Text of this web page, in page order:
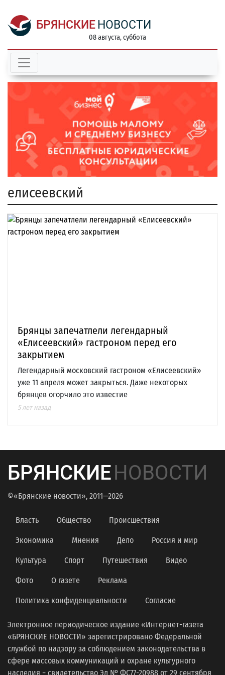
БРЯНСКИЕ НОВОСТИ
08 августа, суббота
елисеевский
Брянцы запечатлели легендарный
«Елисеевский» гастроном перед его
закрытием
Легендарный московский гастроном «Елисеевский»
уже 11 апреля может закрыться. Даже некоторых
брянцев огорчило это известие
5 лет назад
БРЯНСКИЕНОВОСТИ
©«Брянские новости», 2011—2026
Власть Общество Происшествия
Экономика Мнения Дело Россия и мир
Культура Спорт Путешествия Видео
Фото О газете Реклама
Политика конфиденциальности Согласие
Электронное периодическое издание «Интернет-газета
«БРЯНСКИЕ НОВОСТИ» зарегистрировано Федеральной
службой по надзору за соблюдением законодательства в
сфере массовых коммуникаций и охране культурного
наследия − свидетельство Эл № ФС77-20988 от 29 сентября